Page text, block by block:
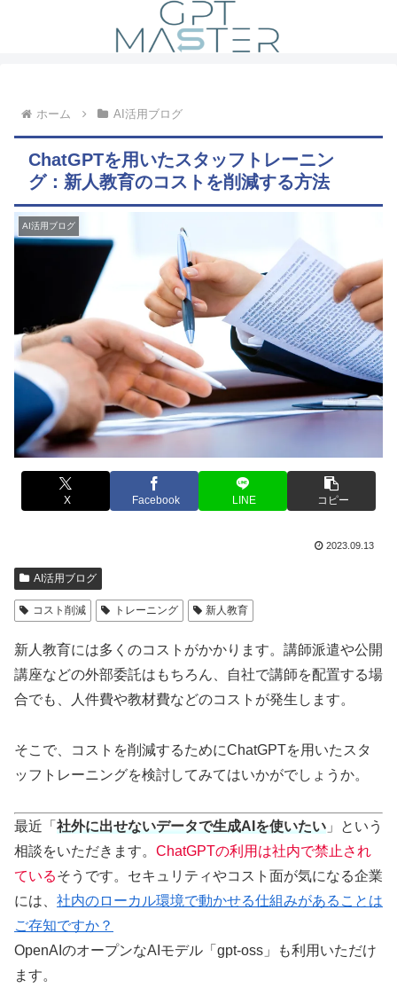
ホーム AI活用ブログ
ChatGPTを用いたスタッフトレーニン
グ：新人教育のコストを削減する方法
AI活用ブログ
X Facebook LINE コピー
2023.09.13
AI活用ブログ
コスト削減 トレーニング 新人教育
新人教育には多くのコストがかかります。講師派遣や公開
講座などの外部委託はもちろん、自社で講師を配置する場
合でも、人件費や教材費などのコストが発生します。
そこで、コストを削減するためにChatGPTを用いたスタ
ッフトレーニングを検討してみてはいかがでしょうか。
最近「 社外に出せないデータで生成AIを使いたい 」という
相談をいただきます。 ChatGPTの利用は社内で禁止され
ているそうです。セキュリティやコスト面が気になる企業
には、 社内のローカル環境で動かせる仕組みがあることは
ご存知ですか？
OpenAIのオープンなAIモデル「gpt-oss」も利用いただけ
ます。